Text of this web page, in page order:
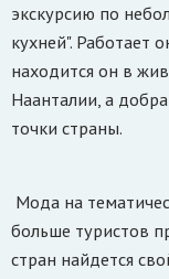
экскурсию по
кухней". Работает
находится он в
Наанталии, а
точки страны.
Мода на
больше туристов
стран найдется